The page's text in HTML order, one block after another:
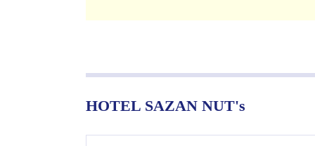
HOTEL SAZAN NUT's